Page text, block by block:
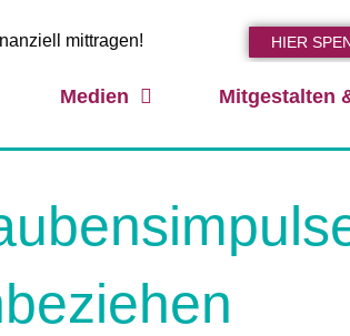
mittragen! HIER
Medien Mitgestalten